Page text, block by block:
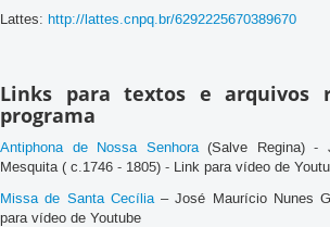
Lattes: http://lattes.cnpq.br/6292225670389670
Links para textos e arquivos
programa
Antiphona de Nossa Senhora(Salve Regina) -
Mesquita ( c.1746 - 1805) - Link para vídeo de
Missa de Santa Cecília– José Maurício Nunes
para vídeo de Youtube